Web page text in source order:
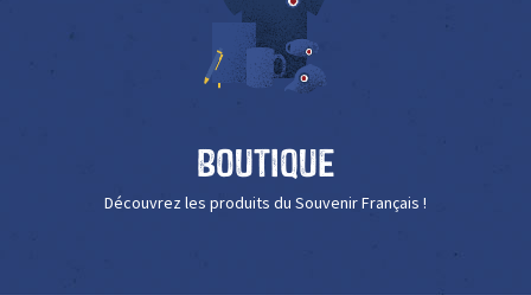
Boutique
Découvrez les produits du Souvenir Français !